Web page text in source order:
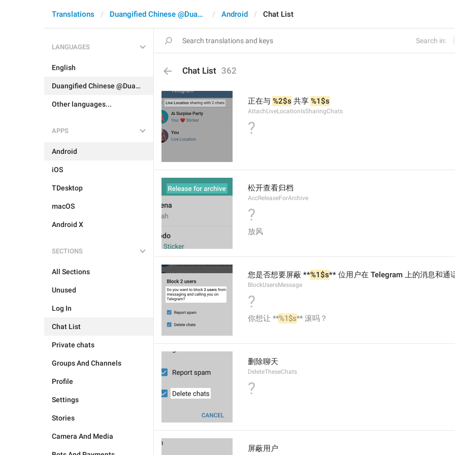
Search in:
Translations Duangified Chinese @DuangCN Android Chat List
LANGUAGES
English
Duangified Chinese @DuangCN
Other languages...
APPS
Android
iOS
TDesktop
macOS
Android X
SECTIONS
All Sections
Unused
Log In
Chat List
Private chats
Groups And Channels
Profile
Settings
Stories
Camera And Media
Chat List 362
正在与 %2$s 共享 %1$s
AttachLiveLocationIsSharingChats
?
松开查看归档
AccReleaseForArchive
?
放风
您是否想要屏蔽 **%1$s** 位用户在 Telegram 上的消息和通
BlockUsersMessage
?
你想让 **%1$s** 滚吗？
删除聊天
DeleteTheseChats
?
屏蔽用户